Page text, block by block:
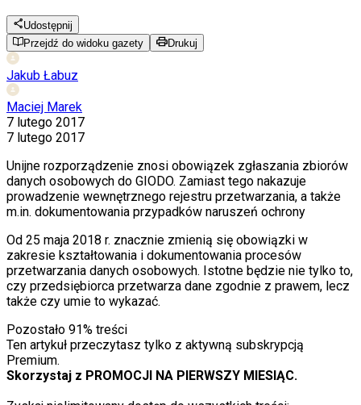
Udostępnij
Przejdź do widoku gazety
Drukuj
Jakub Łabuz
Maciej Marek
7 lutego 2017
7 lutego 2017
Unijne rozporządzenie znosi obowiązek zgłaszania zbiorów
danych osobowych do GIODO. Zamiast tego nakazuje
prowadzenie wewnętrznego rejestru przetwarzania, a także
m.in. dokumentowania przypadków naruszeń ochrony
Od 25 maja 2018 r. znacznie zmienią się obowiązki w
zakresie kształtowania i dokumentowania procesów
przetwarzania danych osobowych. Istotne będzie nie tylko to,
czy przedsiębiorca przetwarza dane zgodnie z prawem, lecz
także czy umie to wykazać.
Pozostało 91% treści
Ten artykuł przeczytasz tylko z aktywną subskrypcją
Premium.
Skorzystaj z PROMOCJI NA PIERWSZY MIESIĄC.